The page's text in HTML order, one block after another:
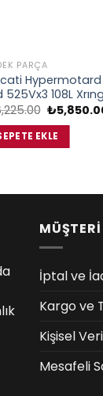
PARÇA
Hypermotard
525Vx3 108L
Orijinal
fiyat:
₺6,225.00.
₺
EKLE
İptal ve
Kargo ve
Kişisel
Mesafeli